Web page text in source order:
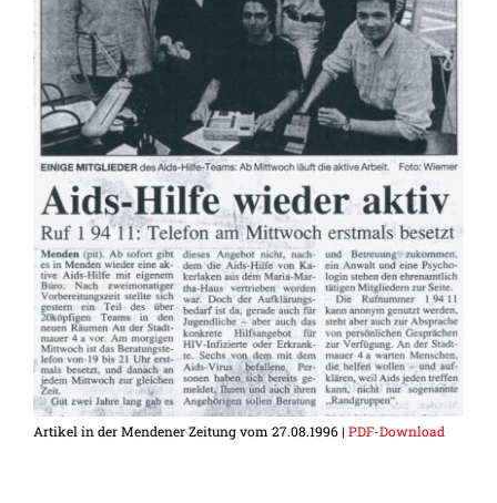
Artikel in der Mendener Zeitung vom 27.08.1996 | PDF-Download